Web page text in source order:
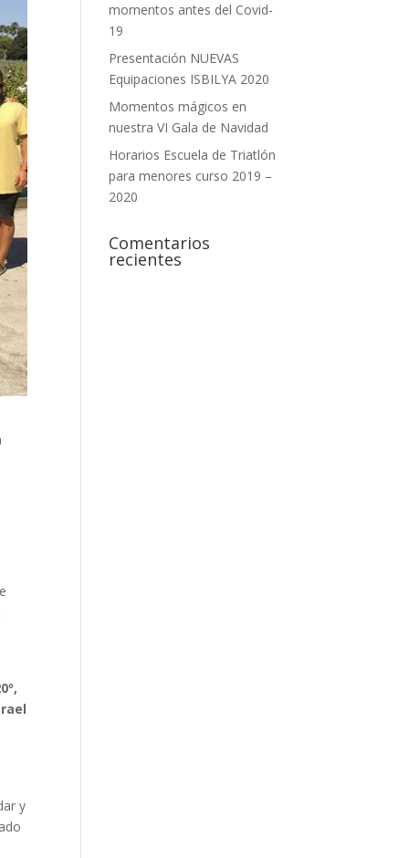
y
momentos antes del Covid-
19
Presentación NUEVAS
Equipaciones ISBILYA 2020
Momentos mágicos en
nuestra VI Gala de Navidad
Horarios Escuela de Triatlón
para menores curso 2019 –
2020
Comentarios
recientes